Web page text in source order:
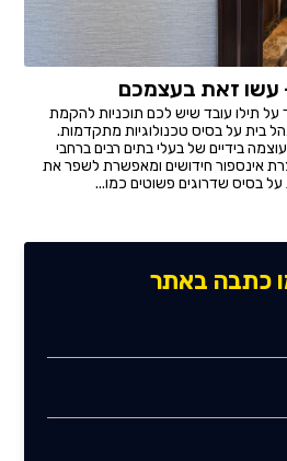
עשו זאת בעצמכם
על תילו עובד שיש לכם תוכניות להקמת
בית על בסיס טכנולוגיות מתקדמות.
בידיים של בעלי בתים רבים ברחבי
אינספור חידושים ומאפשרת לשפר את
על בסיס שדרוגים פשוטים כמו...
כתבה באתר